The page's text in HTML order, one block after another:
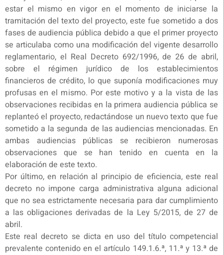
estar el mismo en vigor en el momento de iniciarse la
tramitación del texto del proyecto, este fue sometido a dos
fases de audiencia pública debido a que el primer proyecto
se articulaba como una modificación del vigente desarrollo
reglamentario, el Real Decreto 692/1996, de 26 de abril,
sobre el régimen jurídico de los establecimientos
financieros de crédito, lo que suponía modificaciones muy
profusas en el mismo. Por este motivo y a la vista de las
observaciones recibidas en la primera audiencia pública se
replanteó el proyecto, redactándose un nuevo texto que fue
sometido a la segunda de las audiencias mencionadas. En
ambas audiencias públicas se recibieron numerosas
observaciones que se han tenido en cuenta en la
elaboración de este texto.
Por último, en relación al principio de eficiencia, este real
decreto no impone carga administrativa alguna adicional
que no sea estrictamente necesaria para dar cumplimiento
a las obligaciones derivadas de la Ley 5/2015, de 27 de
abril.
Este real decreto se dicta en uso del título competencial
prevalente contenido en el artículo 149.1.6.ª, 11.ª y 13.ª de